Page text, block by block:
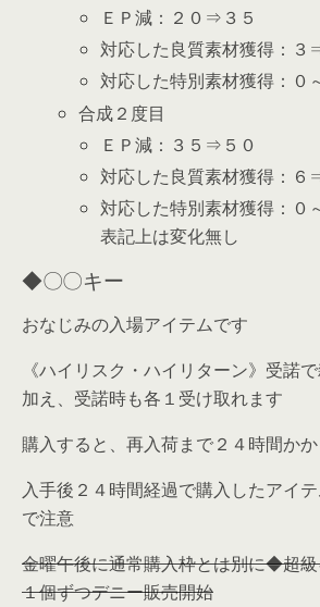
ＥＰ減：２０⇒３５
対応した良質素材獲得：３
対応した特別素材獲得：０
合成２度目
ＥＰ減：３５⇒５０
対応した良質素材獲得：６
対応した特別素材獲得：
表記上は変化無し
◆〇〇キー
おなじみの入場アイテムです
《ハイリスク・ハイリターン》受諾
加え、受諾時も各１受け取れます
購入すると、再入荷まで２４時間か
入手後２４時間経過で購入したアイ
で注意
金曜午後に通常購入枠とは別に◆超
１個ずつデニー販売開始